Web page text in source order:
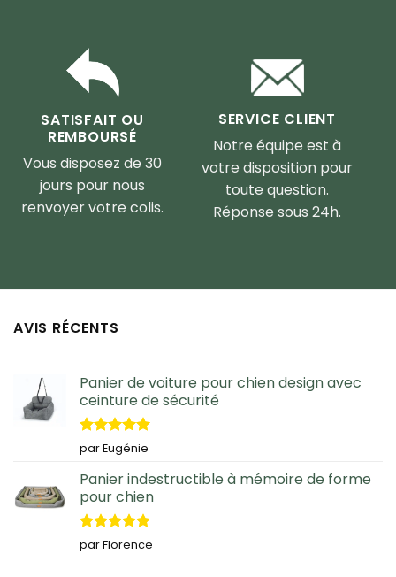
SATISFAIT OU
REMBOURSÉ
Vous disposez de 30
jours pour nous
renvoyer votre colis.
SERVICE CLIENT
Notre équipe est à
votre disposition pour
toute question.
Réponse sous 24h.
AVIS RÉCENTS
Panier de voiture pour chien design avec
ceinture de sécurité
Note5sur
5
par Eugénie
Panier indestructible à mémoire de forme
pour chien
Note5sur
5
par Florence